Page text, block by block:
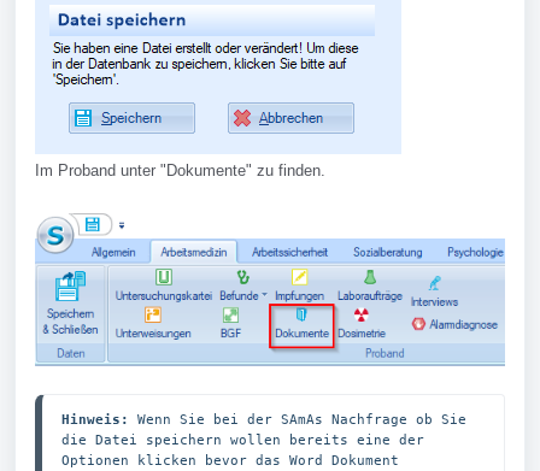
Im Proband unter "Dokumente" zu finden.
Hinweis:
Wenn Sie bei der SAmAs Nachfrage ob Sie
die Datei speichern wollen bereits eine der
Optionen klicken bevor das Word Dokument